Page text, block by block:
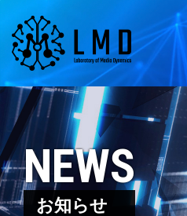
NEWS
お知らせ